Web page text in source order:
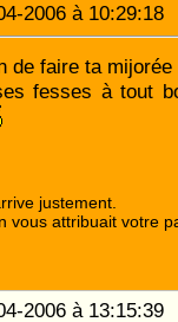
2006 à
de faire ta
fesses à tout
justement.
vous attribuait votre
2006 à